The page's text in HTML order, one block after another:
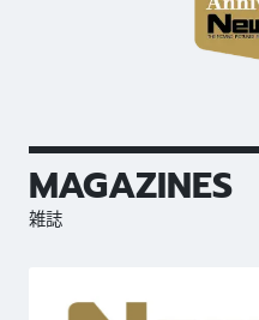
MAGAZINES
雑誌